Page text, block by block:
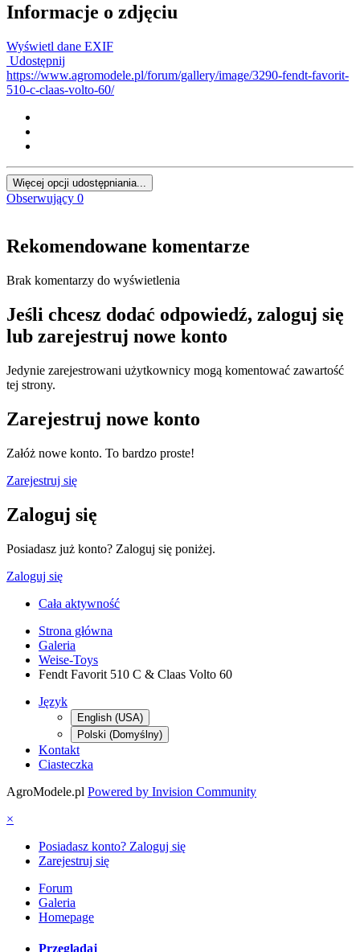
Informacje o zdjęciu
Wyświetl dane EXIF
Udostępnij
https://www.agromodele.pl/forum/gallery/image/3290-fendt-favorit-
510-c-claas-volto-60/
Więcej opcji udostępniania...
Obserwujący 0
Rekomendowane komentarze
Brak komentarzy do wyświetlenia
Jeśli chcesz dodać odpowiedź, zaloguj się
lub zarejestruj nowe konto
Jedynie zarejestrowani użytkownicy mogą komentować zawartość
tej strony.
Zarejestruj nowe konto
Załóż nowe konto. To bardzo proste!
Zarejestruj się
Zaloguj się
Posiadasz już konto? Zaloguj się poniżej.
Zaloguj się
Cała aktywność
Strona główna
Galeria
Weise-Toys
Fendt Favorit 510 C & Claas Volto 60
Język
English (USA)
Polski (Domyślny)
Kontakt
Ciasteczka
AgroModele.pl Powered by Invision Community
×
Posiadasz konto? Zaloguj się
Zarejestruj się
Forum
Galeria
Homepage
Przeglądaj